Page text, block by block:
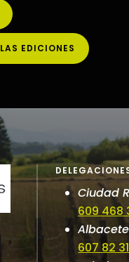
EDICIONES
Ciudad
609 468
Albacete
607 82